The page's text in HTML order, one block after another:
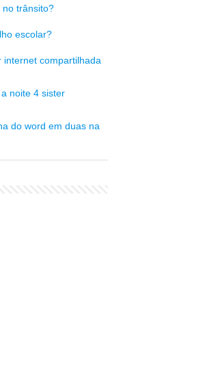
trânsito?
escolar?
compartilhada
noite 4 sister
do word em duas na